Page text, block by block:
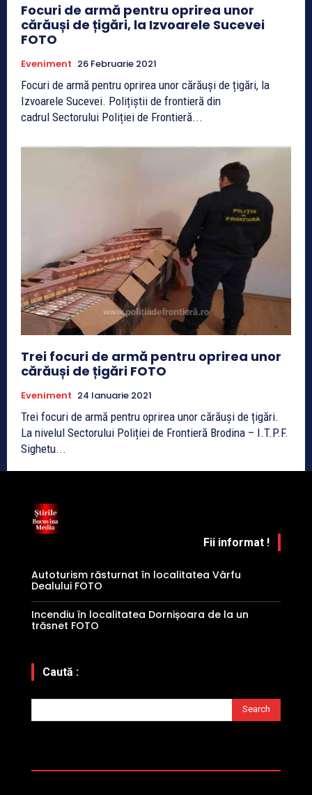
Focuri de armă pentru oprirea unor
cărăuși de țigări, la Izvoarele Sucevei
FOTO
Eveniment 26 Februarie 2021
Focuri de armă pentru oprirea unor cărăuși de țigări, la
Izvoarele Sucevei. Polițiștii de frontieră din
cadrul Sectorului Poliției de Frontieră...
Trei focuri de armă pentru oprirea unor
cărăuși de țigări FOTO
Eveniment 24 Ianuarie 2021
Trei focuri de armă pentru oprirea unor cărăuși de țigări.
La nivelul Sectorului Poliției de Frontieră Brodina – I.T.P.F.
Sighetu...
Fii informat !
Autoturism răsturnat în localitatea Vârfu
Dealului FOTO
Incendiu în localitatea Dornișoara de la un
trăsnet FOTO
Caută :
Search